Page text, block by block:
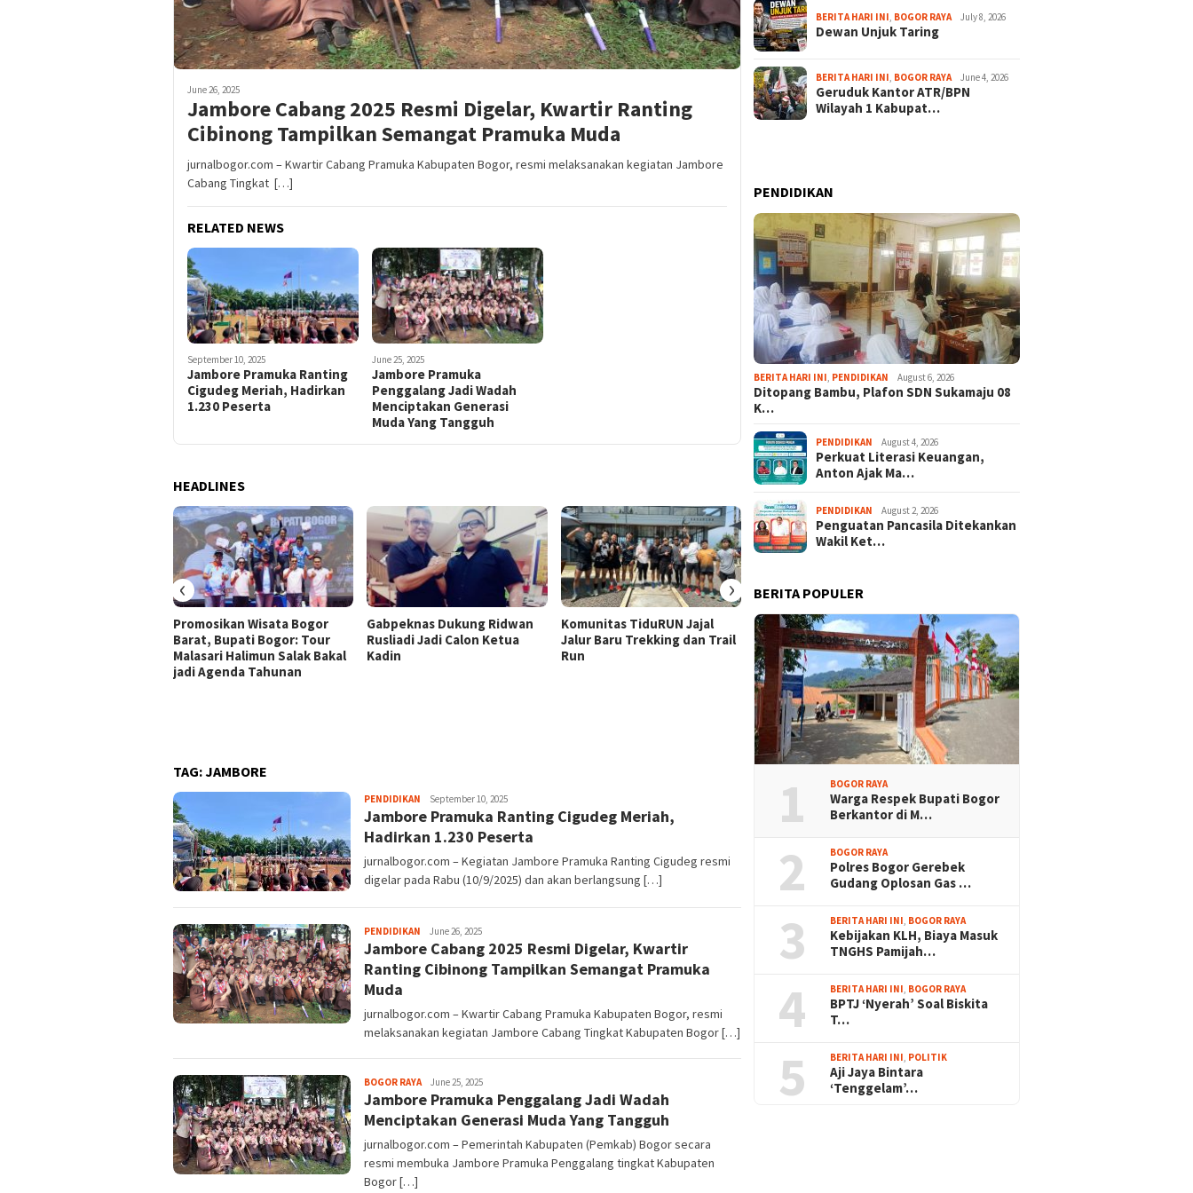
June 26, 2025
Jambore Cabang 2025 Resmi Digelar, Kwartir Ranting
Cibinong Tampilkan Semangat Pramuka Muda
jurnalbogor.com – Kwartir Cabang Pramuka Kabupaten Bogor, resmi melaksanakan kegiatan Jambore
Cabang Tingkat […]
RELATED NEWS
September 10, 2025
Jambore Pramuka Ranting
Cigudeg Meriah, Hadirkan
1.230 Peserta
June 25, 2025
Jambore Pramuka
Penggalang Jadi Wadah
Menciptakan Generasi
Muda Yang Tangguh
HEADLINES
Promosikan Wisata Bogor
Barat, Bupati Bogor: Tour
Malasari Halimun Salak Bakal
jadi Agenda Tahunan
Gabpeknas Dukung Ridwan
Rusliadi Jadi Calon Ketua
Kadin
Komunitas TiduRUN Jajal
Jalur Baru Trekking dan Trail
Run
DPC Partai Demokrat
Kabupaten Bogor Gelar
Lomba Pidato “AHY Muda”,
Dorong Generasi Muda
Berani Bersuara dan Merawat
Demokrasi
Lomba Rakyat Demokrat
Kabupaten Bogor Hadirkan
Kompetisi Lintas Generasi,
Uji Kekompakan dan Strategi
Tim
‹ ›
TAG:JAMBORE
PENDIDIKAN Sayyev
September 10, 2025
Jambore Pramuka Ranting Cigudeg Meriah,
Hadirkan 1.230 Peserta
jurnalbogor.com – Kegiatan Jambore Pramuka Ranting Cigudeg resmi
digelar pada Rabu (10/9/2025) dan akan berlangsung […]
PENDIDIKAN Sayyev
June 26, 2025
Jambore Cabang 2025 Resmi Digelar, Kwartir
Ranting Cibinong Tampilkan Semangat Pramuka
Muda
jurnalbogor.com – Kwartir Cabang Pramuka Kabupaten Bogor, resmi
melaksanakan kegiatan Jambore Cabang Tingkat Kabupaten Bogor […]
BOGOR RAYAAga
Alamanda
June 25, 2025
Jambore Pramuka Penggalang Jadi Wadah
Menciptakan Generasi Muda Yang Tangguh
jurnalbogor.com – Pemerintah Kabupaten (Pemkab) Bogor secara
resmi membuka Jambore Pramuka Penggalang tingkat Kabupaten
Bogor […]
BERITA HARI INI BOGOR RAYA July 8, 2026
Dewan Unjuk Taring
BERITA HARI INI BOGOR RAYA June 4, 2026
Geruduk Kantor ATR/BPN
Wilayah 1 Kabupat…
PENDIDIKAN
BERITA HARI INI PENDIDIKAN August 6, 2026
Ditopang Bambu, Plafon SDN Sukamaju 08
K…
PENDIDIKAN August 4, 2026
Perkuat Literasi Keuangan,
Anton Ajak Ma…
PENDIDIKAN August 2, 2026
Penguatan Pancasila Ditekankan
Wakil Ket…
BERITA POPULER
1 BOGOR RAYA
Warga Respek Bupati Bogor
Berkantor di M…
2 BOGOR RAYA
Polres Bogor Gerebek
Gudang Oplosan Gas …
3 BERITA HARI INI, BOGOR RAYA
Kebijakan KLH, Biaya Masuk
TNGHS Pamijah…
4 BERITA HARI INI, BOGOR RAYA
BPTJ ‘Nyerah’ Soal Biskita
T…
5 BERITA HARI INI, POLITIK
Aji Jaya Bintara
‘Tenggelam’…